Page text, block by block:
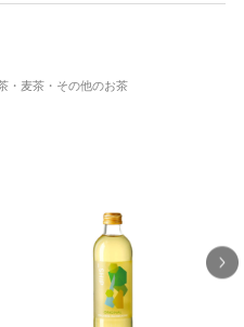
・麦茶・その他のお茶